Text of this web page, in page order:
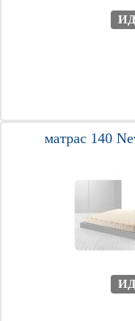
ИД
матрас 140
ИД